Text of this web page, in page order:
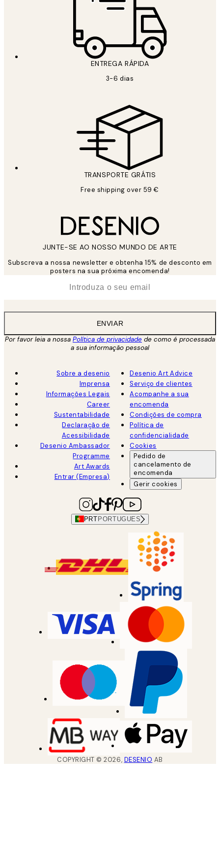
ENTREGA RÁPIDA
3-6 dias
TRANSPORTE GRÁTIS
Free shipping over 59 €
JUNTE-SE AO NOSSO MUNDO DE ARTE
Subscreva a nossa newsletter e obtenha 15% de desconto em
posters na sua próxima encomenda!
ENVIAR
Por favor leia a nossa Política de privacidade de como é processada
a sua informação pessoal
Sobre a desenio
Imprensa
Informações Legais
Career
Sustentabilidade
Declaração de
Acessibilidade
Desenio Ambassador
Programme
Art Awards
Entrar (Empresa)
Desenio Art Advice
Serviço de clientes
Acompanhe a sua
encomenda
Condições de compra
Política de
confidencialidade
Cookies
Pedido de
cancelamento de
encomenda
Gerir cookies
PRT PORTUGUES
COPYRIGHT ©2026, DESENIO AB